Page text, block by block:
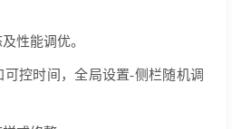
性能调优。
控时间，全局设置-侧栏随机调